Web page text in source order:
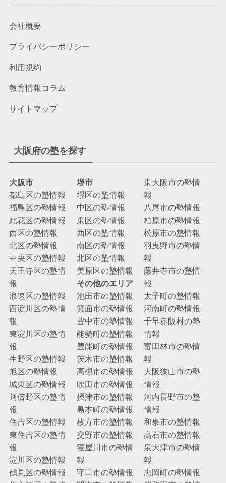
会社概要
プライバシーポリシー
利用規約
教育情報コラム
サイトマップ
大阪府の塾を探す
大阪市
都島区の塾情報
福島区の塾情報
此花区の塾情報
西区の塾情報
北区の塾情報
中央区の塾情報
天王寺区の塾情
報
浪速区の塾情報
西淀川区の塾情
報
東淀川区の塾情
報
生野区の塾情報
旭区の塾情報
城東区の塾情報
阿倍野区の塾情
報
住吉区の塾情報
東住吉区の塾情
報
淀川区の塾情報
鶴見区の塾情報
堺市
堺区の塾情報
中区の塾情報
東区の塾情報
西区の塾情報
南区の塾情報
北区の塾情報
美原区の塾情報
その他のエリア
池田市の塾情報
箕面市の塾情報
豊中市の塾情報
能勢町の塾情報
豊能町の塾情報
茨木市の塾情報
高槻市の塾情報
吹田市の塾情報
摂津市の塾情報
島本町の塾情報
枚方市の塾情報
交野市の塾情報
寝屋川市の塾情
報
守口市の塾情報
東大阪市の塾情
報
八尾市の塾情報
柏原市の塾情報
松原市の塾情報
羽曳野市の塾情
報
藤井寺市の塾情
報
太子町の塾情報
河南町の塾情報
千早赤阪村の塾
情報
富田林市の塾情
報
大阪狭山市の塾
情報
河内長野市の塾
情報
和泉市の塾情報
高石市の塾情報
泉大津市の塾情
報
忠岡町の塾情報